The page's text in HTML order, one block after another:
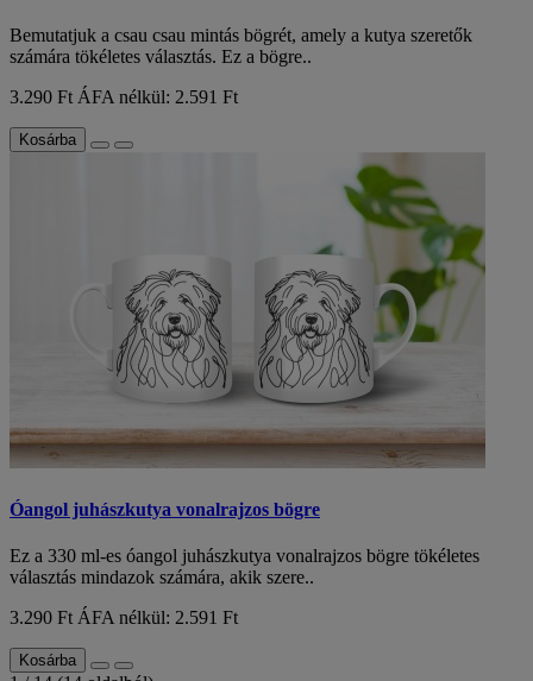
Bemutatjuk a csau csau mintás bögrét, amely a kutya szeretők
számára tökéletes választás. Ez a bögre..
3.290 Ft ÁFA nélkül: 2.591 Ft
Kosárba
Óangol juhászkutya vonalrajzos bögre
Ez a 330 ml-es óangol juhászkutya vonalrajzos bögre tökéletes
választás mindazok számára, akik szere..
3.290 Ft ÁFA nélkül: 2.591 Ft
Kosárba